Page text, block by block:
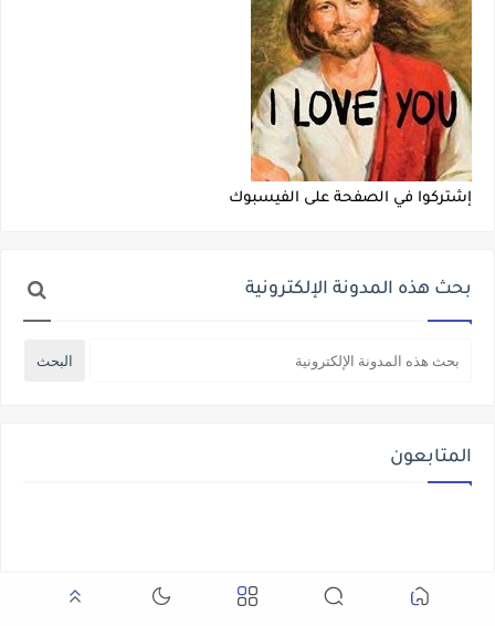
إشتركوا في الصفحة على الفيسبوك
بحث هذه المدونة الإلكترونية
المتابعون